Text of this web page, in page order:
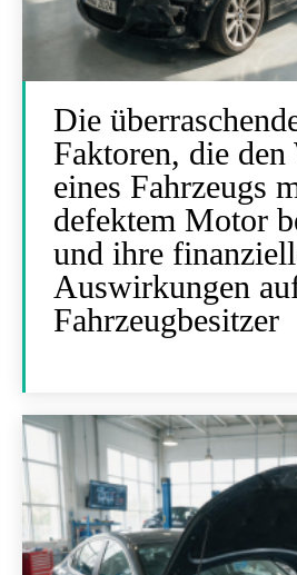
Die
Faktoren, die den
eines Fahrzeugs
defektem Motor
und ihre
Auswirkungen
Fahrzeugbesitzer